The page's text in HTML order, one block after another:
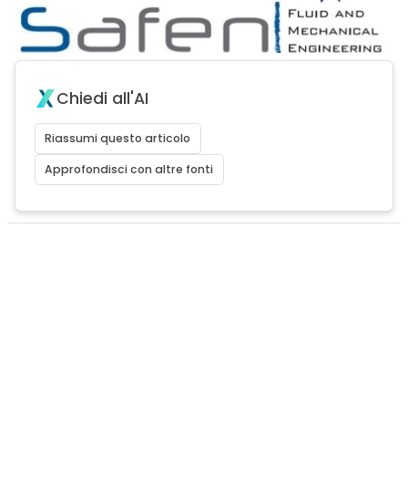
Chiedi all'AI
Riassumi questo articolo
Approfondisci con altre fonti